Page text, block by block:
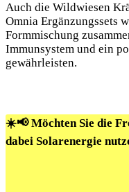
Auch die Wildwiesen
Omnia Ergänzungssets
Formmischung
Immunsystem und ein
gewährleisten.
☀️📢 Möchten Sie die
dabei Solarenergie